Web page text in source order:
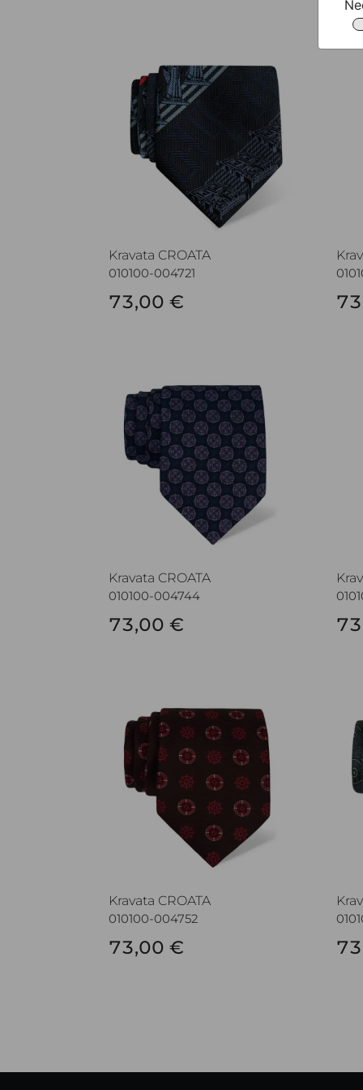
Kravata CROATA
010100-004721
73,00 €
Kravata CROATA
010100-004744
73,00 €
Kravata CROATA
010100-004752
73,00 €